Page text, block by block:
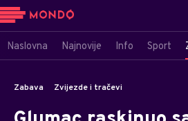
Naslovna Najnovije Info Sport
Zabava Zvijezde i tračevi